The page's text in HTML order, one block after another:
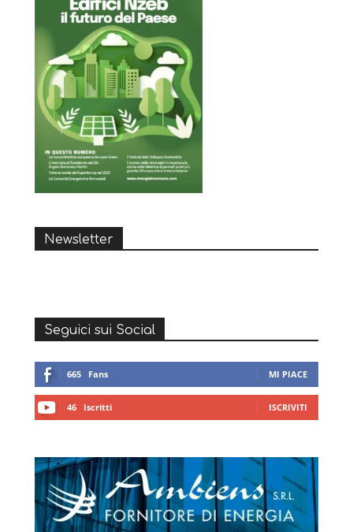
Newsletter
Seguici sui Social
665 Fans MI PIACE
46 Iscritti ISCRIVITI